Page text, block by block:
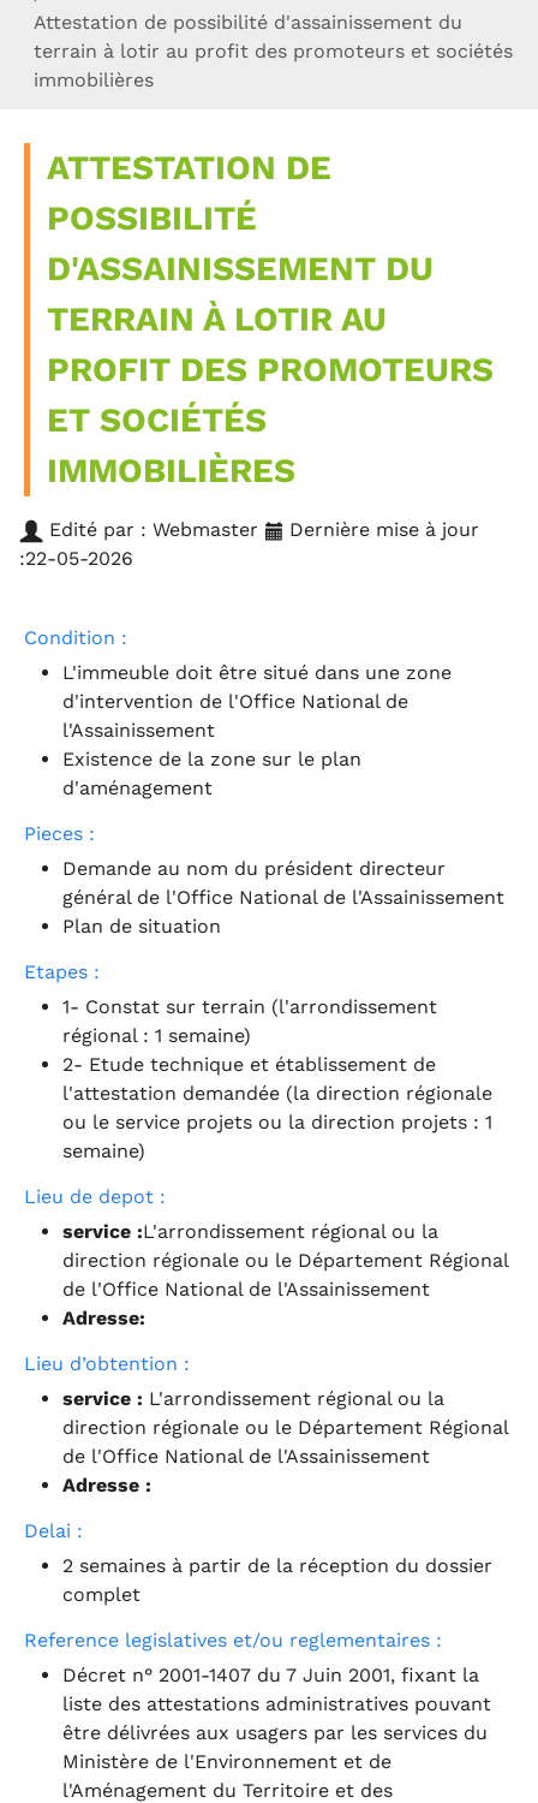
Attestation de possibilité d'assainissement du
terrain à lotir au profit des promoteurs et sociétés
immobilières
ATTESTATION DE
POSSIBILITÉ
D'ASSAINISSEMENT DU
TERRAIN À LOTIR AU
PROFIT DES PROMOTEURS
ET SOCIÉTÉS
IMMOBILIÈRES
Edité par : Webmaster
Dernière mise à jour
:22-05-2026
Condition :
L'immeuble doit être situé dans une zone
d'intervention de l'Office National de
l'Assainissement
Existence de la zone sur le plan
d'aménagement
Pieces :
Demande au nom du président directeur
général de l'Office National de l'Assainissement
Plan de situation
Etapes :
1- Constat sur terrain (l'arrondissement
régional : 1 semaine)
2- Etude technique et établissement de
l'attestation demandée (la direction régionale
ou le service projets ou la direction projets : 1
semaine)
Lieu de depot :
service :L'arrondissement régional ou la
direction régionale ou le Département Régional
de l'Office National de l'Assainissement
Adresse:
Lieu d’obtention :
service : L'arrondissement régional ou la
direction régionale ou le Département Régional
de l'Office National de l'Assainissement
Adresse :
Delai :
2 semaines à partir de la réception du dossier
complet
Reference legislatives et/ou reglementaires :
Décret n° 2001-1407 du 7 Juin 2001, fixant la
liste des attestations administratives pouvant
être délivrées aux usagers par les services du
Ministère de l'Environnement et de
l'Aménagement du Territoire et des